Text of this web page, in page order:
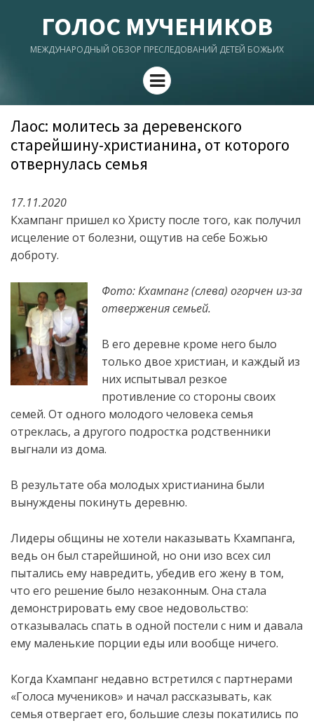
ГОЛОС МУЧЕНИКОВ
МЕЖДУНАРОДНЫЙ ОБЗОР ПРЕСЛЕДОВАНИЙ ДЕТЕЙ БОЖЬИХ
Menu
Лаос: молитесь за деревенского
старейшину-христианина, от которого
отвернулась семья
17.11.2020
Кхампанг пришел ко Христу после того, как получил
исцеление от болезни, ощутив на себе Божью
доброту.
Фото: Кхампанг (слева) огорчен из-за
отвержения семьей.
В его деревне кроме него было
только двое христиан, и каждый из
них испытывал резкое
противление со стороны своих
семей. От одного молодого человека семья
отреклась, а другого подростка родственники
выгнали из дома.
В результате оба молодых христианина были
вынуждены покинуть деревню.
Лидеры общины не хотели наказывать Кхампанга,
ведь он был старейшиной, но они изо всех сил
пытались ему навредить, убедив его жену в том,
что его решение было незаконным. Она стала
демонстрировать ему свое недовольство:
отказывалась спать в одной постели с ним и давала
ему маленькие порции еды или вообще ничего.
Когда Кхампанг недавно встретился с партнерами
«Голоса мучеников» и начал рассказывать, как
семья отвергает его, большие слезы покатились по